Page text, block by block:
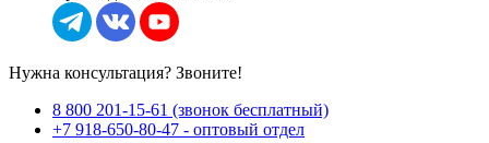
Нужна консультация? Звоните!
8 800 201-15-61 (звонок бесплатный)
+7 918-650-80-47 - оптовый отдел